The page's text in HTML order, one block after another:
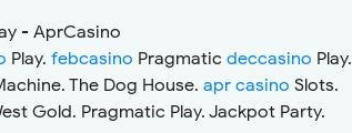
- AprCasino
Play. febcasino Pragmatic deccasino Play.
The Dog House. apr casino Slots.
Gold. Pragmatic Play. Jackpot Party.